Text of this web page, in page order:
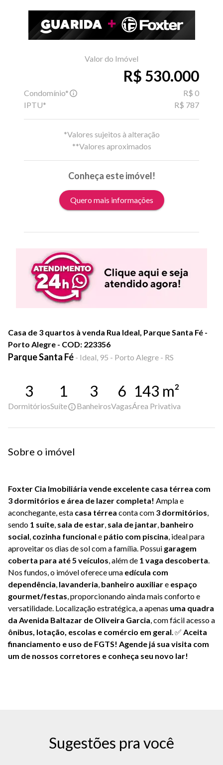
Valor do Imóvel
R$ 530.000
Condomínio*
R$ 0
IPTU*
R$ 787
*Valores sujeitos à alteração
**Valores aproximados
Conheça este imóvel!
Quero mais informações
Casa de 3 quartos à venda Rua Ideal, Parque Santa Fé -
Porto Alegre - COD: 223356
Parque Santa Fé - Ideal, 95 - Porto Alegre - RS
3
Dormitórios
1
Suíte
3
Banheiros
6
Vagas
143 m²
Área Privativa
Sobre o imóvel
Foxter Cia Imobiliária vende excelente casa térrea com
3 dormitórios e área de lazer completa! Ampla e
aconchegante, esta casa térrea conta com 3 dormitórios,
sendo 1 suíte, sala de estar, sala de jantar, banheiro
social, cozinha funcional e pátio com piscina, ideal para
aproveitar os dias de sol com a família. Possui garagem
coberta para até 5 veículos, além de 1 vaga descoberta.
Nos fundos, o imóvel oferece uma edícula com
dependência, lavanderia, banheiro auxiliare espaço
gourmet/festas, proporcionando ainda mais conforto e
versatilidade. Localização estratégica, a apenas uma quadra
da Avenida Baltazar de Oliveira Garcia, com fácil acesso a
ônibus, lotação, escolas e comércio em geral. ✅ Aceita
financiamento e uso de FGTS! Agende já sua visita com
um de nossos corretores e conheça seu novo lar!
Sugestões pra você